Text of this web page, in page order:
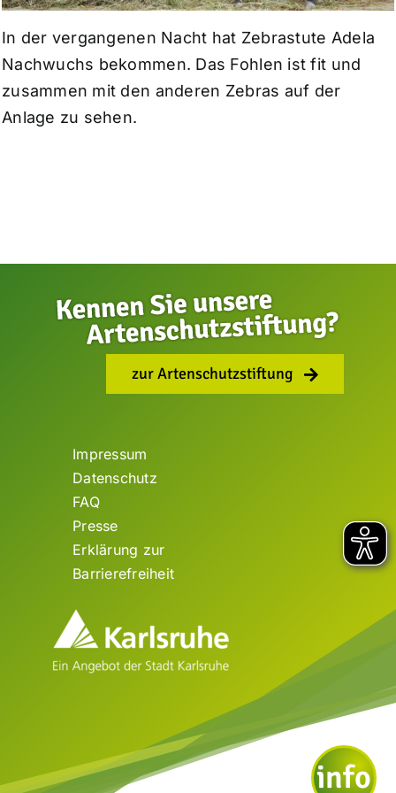
In der vergangenen Nacht hat Zebrastute Adela
Nachwuchs bekommen. Das Fohlen ist fit und
zusammen mit den anderen Zebras auf der
Anlage zu sehen.
zur Artenschutzstiftung
Impressum
Datenschutz
FAQ
Presse
Erklärung zur
Barrierefreiheit
info